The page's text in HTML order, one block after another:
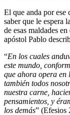
El que anda por ese
saber que le espera
de esas maldades
apóstol Pablo
“En los cuales
este mundo,
que ahora opera en
también todos
nuestra carne,
pensamientos, y
los demás” (Efesios